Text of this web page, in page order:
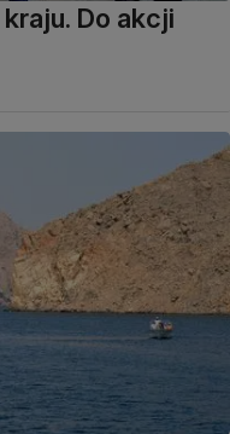
Do akcji